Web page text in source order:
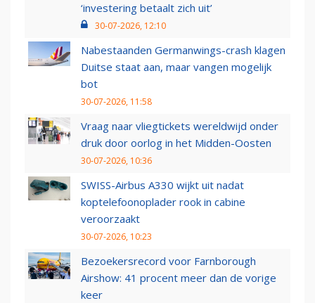
‘investering betaalt zich uit’
30-07-2026, 12:10
Nabestaanden Germanwings-crash klagen
Duitse staat aan, maar vangen mogelijk
bot
30-07-2026, 11:58
Vraag naar vliegtickets wereldwijd onder
druk door oorlog in het Midden-Oosten
30-07-2026, 10:36
SWISS-Airbus A330 wijkt uit nadat
koptelefoonoplader rook in cabine
veroorzaakt
30-07-2026, 10:23
Bezoekersrecord voor Farnborough
Airshow: 41 procent meer dan de vorige
keer